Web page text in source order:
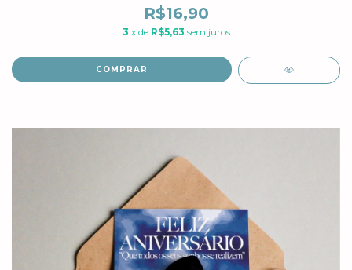
R$16,90
3 x de R$5,63 sem juros